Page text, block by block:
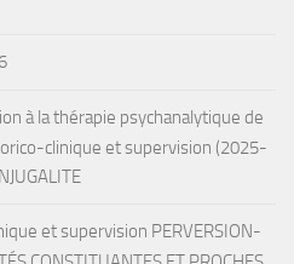
à la thérapie psychanalytique de
clinique et supervision (2025-
et supervision PERVERSION-